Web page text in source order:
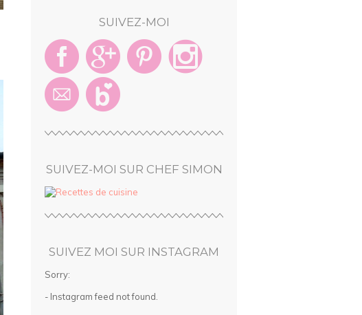
SUIVEZ-MOI
SUIVEZ-MOI SUR CHEF SIMON
SUIVEZ MOI SUR INSTAGRAM
Sorry:
- Instagram feed not found.